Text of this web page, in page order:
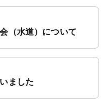
（水道）について
ました